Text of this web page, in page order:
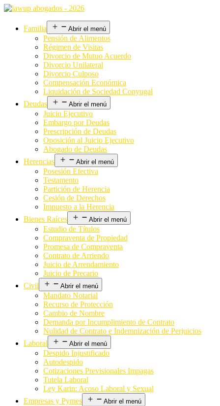
Familia Abrir el menú
Pensión de Alimentos
Régimen de Visitas
Divorcio de Mutuo Acuerdo
Divorcio Unilateral
Divorcio Culposo
Compensación Económica
Liquidación de Sociedad Conyugal
Deudas
Abrir el menú
Juicio Ejecutivo
Embargo por Deudas
Prescripción de Deudas
Oposición al Juicio Ejecutivo
Abogado de Deudas
Herencias
Abrir el menú
Posesión Efectiva
Testamento
Partición de Herencia
Cesión de Derechos
Impuesto a la Herencia
Bienes Raíces
Abrir el menú
Estudio de Títulos
Compraventa de Propiedad
Promesa de Compraventa
Contrato de Arriendo
Juicio de Arrendamiento
Juicio de Precario
Civil
Abrir el menú
Mandato Notarial
Recurso de Protección
Cambio de Nombre
Demanda por Incumplimiento de Contrato
Nulidad de Contrato e Indemnización de Perjuicios
Laboral
Abrir el menú
Despido Injustificado
Autodespido
Cotizaciones Previsionales Impagas
Tutela Laboral
Ley Karin: Acoso Laboral y Sexual
Empresas y Pymes
Abrir el menú